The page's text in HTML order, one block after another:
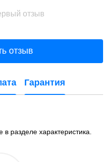
отзыв
отзыв
Гарантия
разделе характеристика.